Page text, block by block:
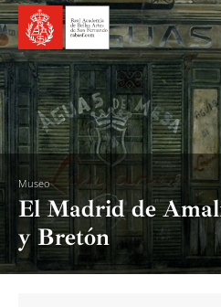
Ir
al
contenido
Museo
El Madrid de
y Bretón